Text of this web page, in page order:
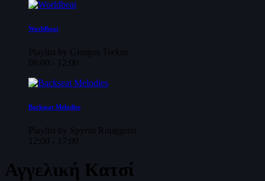
Worldbeat
Playlist by Giorgos Tsekos
08:00 - 12:00
Backseat Melodies
Playlist by Spyros Rouggeris
12:00 - 17:00
Αγγελική Κατσί